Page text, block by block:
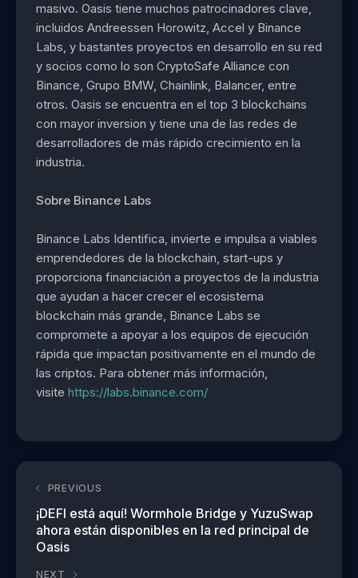
masivo. Oasis tiene muchos patrocinadores clave,
incluidos Andreessen Horowitz, Accel y Binance
Labs, y bastantes proyectos en desarrollo en su red
y socios como lo son CryptoSafe Alliance con
Binance, Grupo BMW, Chainlink, Balancer, entre
otros. Oasis se encuentra en el top 3 blockchains
con mayor inversion y tiene una de las redes de
desarrolladores de más rápido crecimiento en la
industria.
Sobre Binance Labs
Binance Labs Identifica, invierte e impulsa a viables
emprendedores de la blockchain, start-ups y
proporciona financiación a proyectos de la industria
que ayudan a hacer crecer el ecosistema
blockchain más grande, Binance Labs se
compromete a apoyar a los equipos de ejecución
rápida que impactan positivamente en el mundo de
las criptos. Para obtener más información,
visite https://labs.binance.com/
PREVIOUS
¡DEFI está aquí! Wormhole Bridge y YuzuSwap
ahora están disponibles en la red principal de
Oasis
NEXT